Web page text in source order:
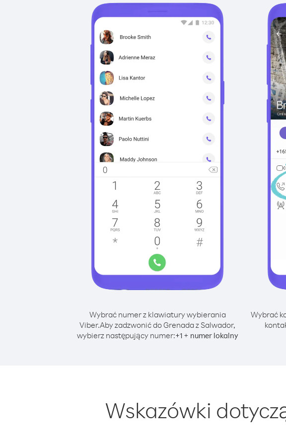
Wybrać numer z klawiatury wybierania
Viber.Aby zadzwonić do Grenada z Salwador,
wybierz następujący numer:+1+ numer lokalny
Wybrać
Wskazówki